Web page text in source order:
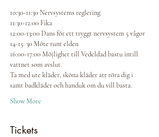
10:30-11:30 Nervsystems reglering
11:30-12:00 Fika
12:00-13:00 Dans för ett tryggt nervsystem 5 vågor
14-15: 30 Möte runt elden
16:00-17:00 Möjlighet till Vedeldad bastu intill
vattnet som avslut.
Ta med ute kläder, sköna kläder att röra dig i
samt badkläder och handuk om du vill basta.
Show More
Tickets